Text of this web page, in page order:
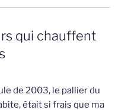
qui chauffent
de 2003, le pallier du
était si frais que ma